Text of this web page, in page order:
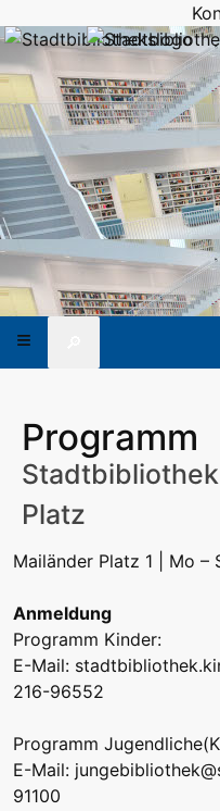
Programm
Platz
Mailänder Platz 1 | Mo –
Anmeldung
Programm Kinder:
E-Mail:
216-96552
Programm
E-Mail:
91100